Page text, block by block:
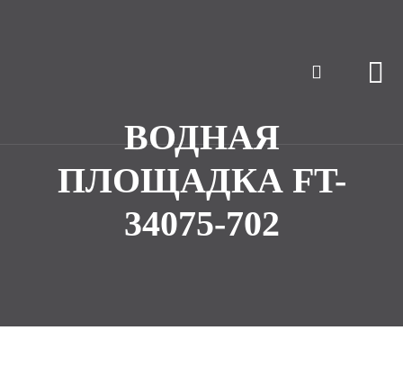
ВОДНАЯ
ПЛОЩАДКА FT-
34075-702